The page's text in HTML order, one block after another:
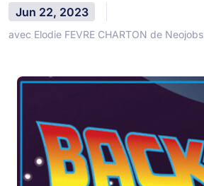
Jun 22, 2023
avec Elodie FEVRE CHARTON de Neojobs